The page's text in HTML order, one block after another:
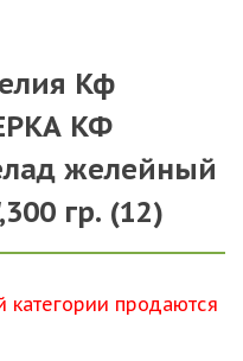
Кф
КФ
желейный
гр. (12)
продаются